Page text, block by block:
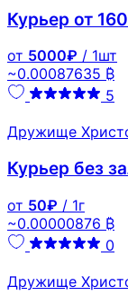
Курьер от
от 5000₽ / 1шт
~0.00087635 ₿
5
Дружище
Курьер без
от 50₽ / 1г
~0.00000876 ₿
0
Дружище